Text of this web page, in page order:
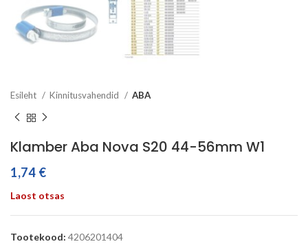
Esileht Kinnitusvahendid ABA
Klamber Aba Nova S20 44-56mm W1
1,74 €
Laost otsas
Tootekood: 4206201404